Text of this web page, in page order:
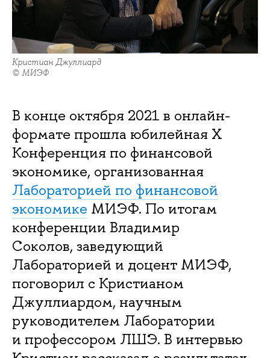
Кристиан Джуллиард
© МИЭФ
В конце октября 2021 в онлайн-
формате прошла юбилейная Х
Конференция по финансовой
экономике, организованная
Лабораторией по финансовой
экономике МИЭФ. По итогам
конференции Владимир
Соколов, заведующий
Лабораторией и доцент МИЭФ,
поговорил с Кристианом
Джуллиардом, научным
руководителем Лаборатории
и профессором ЛШЭ. В интервью